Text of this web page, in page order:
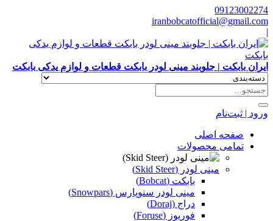
09123002274
iranbobcatofficial@gmail.com
|
ایران بابکت | جلوبند مینی لودر بابکت قطعات و لوازم یدکی بابکت
ورود | ثبت‌نام
صفحه اصلی
تمامی محصولات
مینی لودر (Skid Steer)
بابکت (Bobcat)
مینی لودر سنوپارس (Snowpars)
دراج (Doraj)
فوریوز (Foruse)